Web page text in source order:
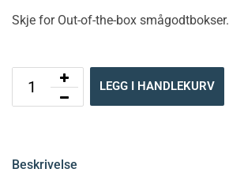
Skje for Out-of-the-box smågodtbokser.
LEGG I HANDLEKURV
Beskrivelse